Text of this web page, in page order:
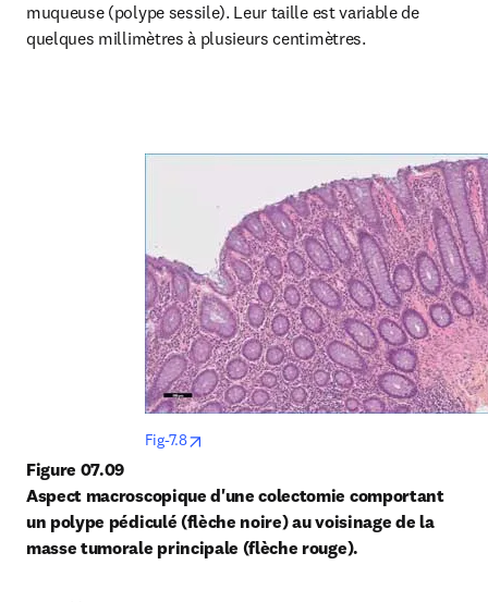
muqueuse (polype sessile). Leur taille est variable de
quelques millimètres à plusieurs centimètres.
Fig-7.8
Figure 07.09
Aspect macroscopique d'une colectomie comportant
un polype pédiculé (flèche noire) au voisinage de la
masse tumorale principale (flèche rouge).